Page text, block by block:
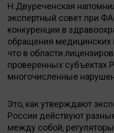
Н.Двуреченская
экспертный совет при
конкуренции в
обращения медицинских
что в области
проверенных субъектах
многочисленные
Это, как утверждают
России действуют
между собой,